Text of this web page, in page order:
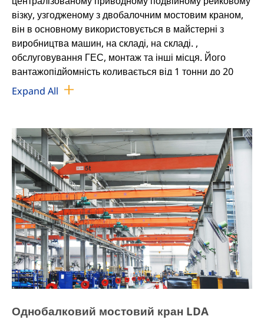
візку, узгодженому з двобалочним мостовим краном,
він в основному використовується в майстерні з
виробництва машин, на складі, на складі. ,
обслуговування ГЕС, монтаж та інші місця. Його
вантажопідйомність коливається від 1 тонни до 20
тонн, робочий клас А3-А5.
Expand All
Однобалковий мостовий кран LDA